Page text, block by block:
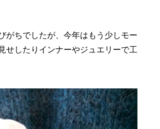
がちでしたが、今年はもう少しモー
せしたりインナーやジュエリーで工